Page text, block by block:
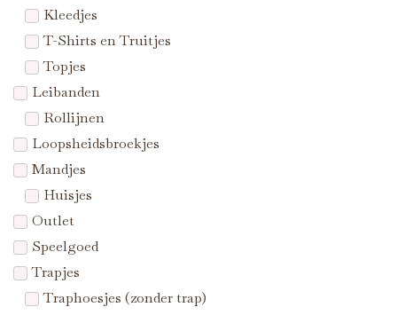
Kleedjes
T-Shirts en Truitjes
Topjes
Leibanden
Rollijnen
Loopsheidsbroekjes
Mandjes
Huisjes
Outlet
Speelgoed
Trapjes
Traphoesjes (zonder trap)